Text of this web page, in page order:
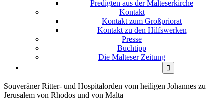
Predigten aus der Malteserkirche
Kontakt
Kontakt zum Großpriorat
Kontakt zu den Hilfswerken
Presse
Buchtipp
Die Malteser Zeitung
Souveräner Ritter- und Hospitalorden vom heiligen Johannes zu
Jerusalem von Rhodos und von Malta